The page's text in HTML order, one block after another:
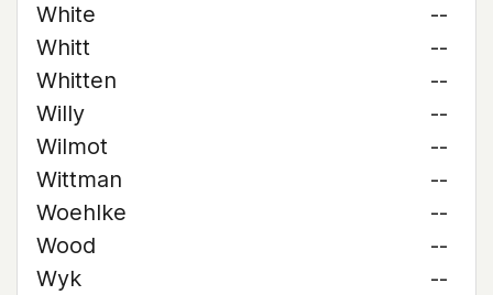
White
--
Whitt
--
Whitten
--
Willy
--
Wilmot
--
Wittman
--
Woehlke
--
Wood
--
Wyk
--